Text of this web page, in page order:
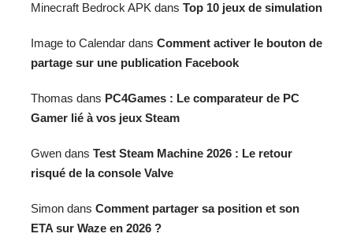
Minecraft Bedrock APK dans Top 10 jeux de simulation
Image to Calendar dans Comment activer le bouton de
partage sur une publication Facebook
Thomas dans PC4Games : Le comparateur de PC
Gamer lié à vos jeux Steam
Gwen dans Test Steam Machine 2026 : Le retour
risqué de la console Valve
Simon dans Comment partager sa position et son
ETA sur Waze en 2026 ?